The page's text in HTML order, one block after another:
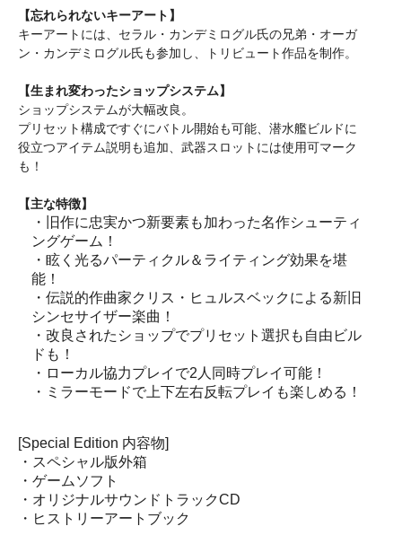
【忘れられないキーアート】
キーアートには、セラル・カンデミログル氏の兄弟・オーガ
ン・カンデミログル氏も参加し、トリビュート作品を制作。
【生まれ変わったショップシステム】
ショップシステムが大幅改良。
プリセット構成ですぐにバトル開始も可能、潜水艦ビルドに
役立つアイテム説明も追加、武器スロットには使用可マーク
も！
【主な特徴】
・旧作に忠実かつ新要素も加わった名作シューティ
ングゲーム！
・眩く光るパーティクル＆ライティング効果を堪
能！
・伝説的作曲家クリス・ヒュルスベックによる新旧
シンセサイザー楽曲！
・改良されたショップでプリセット選択も自由ビル
ドも！
・ローカル協力プレイで2人同時プレイ可能！
・ミラーモードで上下左右反転プレイも楽しめる！
[Special Edition 内容物]
・スペシャル版外箱
・ゲームソフト
・オリジナルサウンドトラックCD
・ヒストリーアートブック